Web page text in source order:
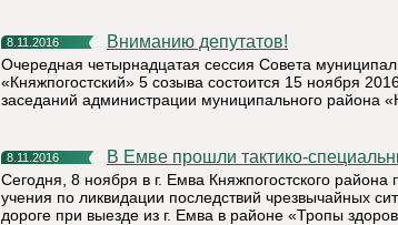
8.11.2016 Вниманию депутатов!
Очередная четырнадцатая сессия Совета
«Княжпогостский» 5 созыва состоится 15 ноября
заседаний администрации муниципального района
8.11.2016 В Емве прошли тактико-
Сегодня, 8 ноября в г. Емва Княжпогостского
учения по ликвидации последствий чрезвычайных
дороге при выезде из г. Емва в районе «Тропы